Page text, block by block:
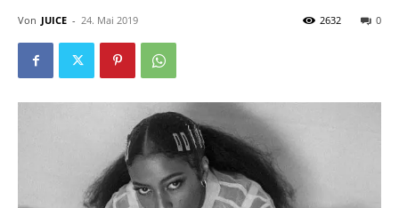
Von JUICE - 24. Mai 2019 0
2632